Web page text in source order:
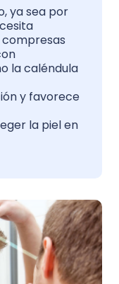
ya sea por
la caléndula
y favorece
la piel en